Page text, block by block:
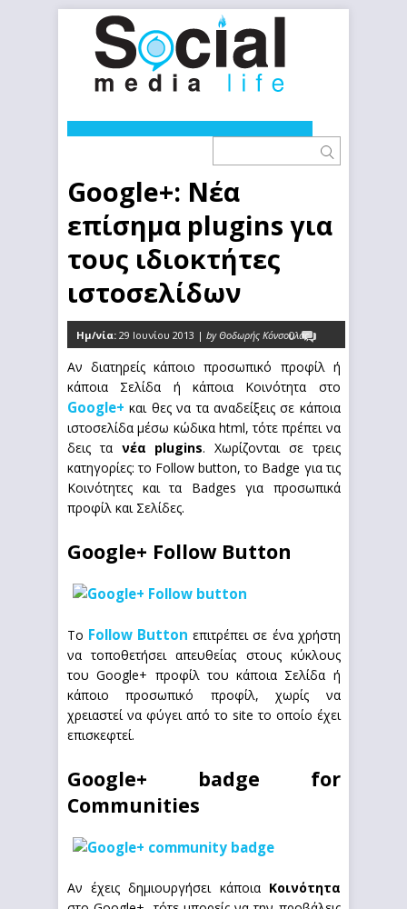
Google+: Νέα
επίσημα plugins για
τους ιδιοκτήτες
ιστοσελίδων
Ημ/νία: 29 Ιουνίου 2013 | by Θοδωρής Κόνσουλας
0
Αν διατηρείς κάποιο προσωπικό προφίλ ή
κάποια Σελίδα ή κάποια Κοινότητα στο
Google+ και θες να τα αναδείξεις σε κάποια
ιστοσελίδα μέσω κώδικα html, τότε πρέπει να
δεις τα νέα plugins. Χωρίζονται σε τρεις
κατηγορίες: το Follow button, το Badge για τις
Κοινότητες και τα Badges για προσωπικά
προφίλ και Σελίδες.
Google+ Follow Button
Το Follow Button επιτρέπει σε ένα χρήστη
να τοποθετήσει απευθείας στους κύκλους
του Google+ προφίλ του κάποια Σελίδα ή
κάποιο προσωπικό προφίλ, χωρίς να
χρειαστεί να φύγει από το site το οποίο έχει
επισκεφτεί.
Google+ badge for
Communities
Αν έχεις δημιουργήσει κάποια Κοινότητα